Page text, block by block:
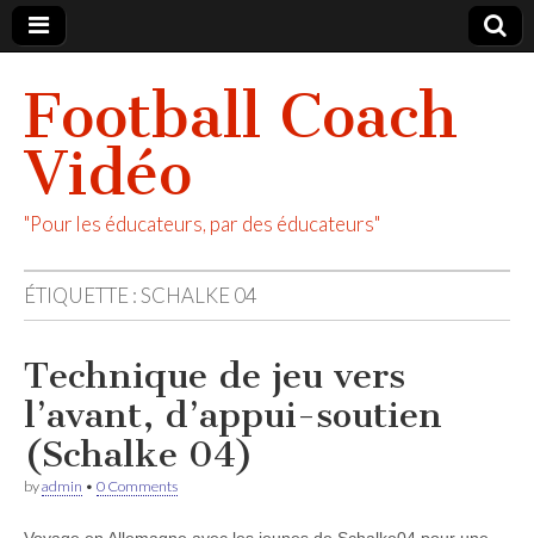
Football Coach
Vidéo
"Pour les éducateurs, par des éducateurs"
ÉTIQUETTE :SCHALKE 04
Technique de jeu vers
l’avant, d’appui-soutien
(Schalke 04)
byadmin • 0 Comments